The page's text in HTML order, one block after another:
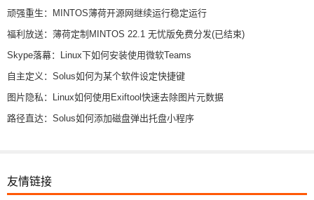
顽强重生：MINTOS薄荷开源网继续运行稳定运行
福利放送：薄荷定制MINTOS 22.1 无忧版免费分发(已结束)
Skype落幕：Linux下如何安装使用微软Teams
自主定义：Solus如何为某个软件设定快捷键
图片隐私：Linux如何使用Exiftool快速去除图片元数据
路径直达：Solus如何添加磁盘弹出托盘小程序
友情链接